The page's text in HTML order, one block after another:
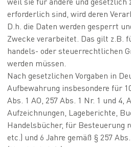
erforderlich sind, wird deren
D.h. die Daten werden gesperrt
Zwecke verarbeitet. Das gilt z.B.
handels- oder steuerrechtlichen
werden müssen.
Nach gesetzlichen Vorgaben in
Aufbewahrung insbesondere für
Abs. 1 AO, 257 Abs. 1 Nr. 1 und 4,
Aufzeichnungen, Lageberichte,
Handelsbücher, für Besteuerung
etc.) und 6 Jahre gemäß § 257